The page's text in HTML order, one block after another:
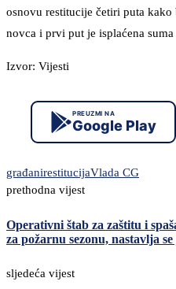
osnovu restitucije četiri puta kako
novca i prvi put je isplaćena
Izvor: Vijesti
PREUZMI NA
Google Play
građanirestitucijaVlada CG
prethodna vijest
Operativni štab za zaštitu i
za požarnu sezonu, nastavlja
sljedeća vijest